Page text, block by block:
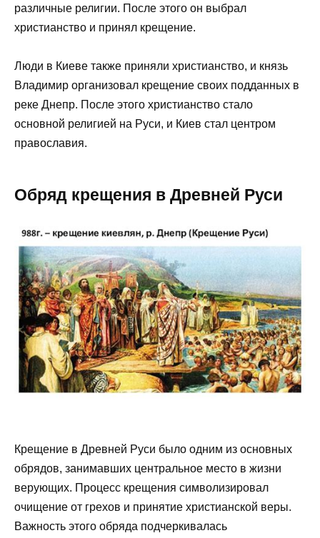
различные религии. После этого он выбрал
христианство и принял крещение.
Люди в Киеве также приняли христианство, и князь
Владимир организовал крещение своих подданных в
реке Днепр. После этого христианство стало
основной религией на Руси, и Киев стал центром
православия.
Обряд крещения в Древней Руси
Крещение в Древней Руси было одним из основных
обрядов, занимавших центральное место в жизни
верующих. Процесс крещения символизировал
очищение от грехов и принятие христианской веры.
Важность этого обряда подчеркивалась